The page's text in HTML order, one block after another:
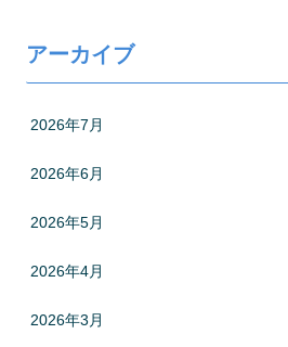
アーカイブ
2026年7月
2026年6月
2026年5月
2026年4月
2026年3月